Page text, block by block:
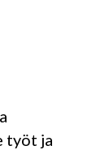
työt ja